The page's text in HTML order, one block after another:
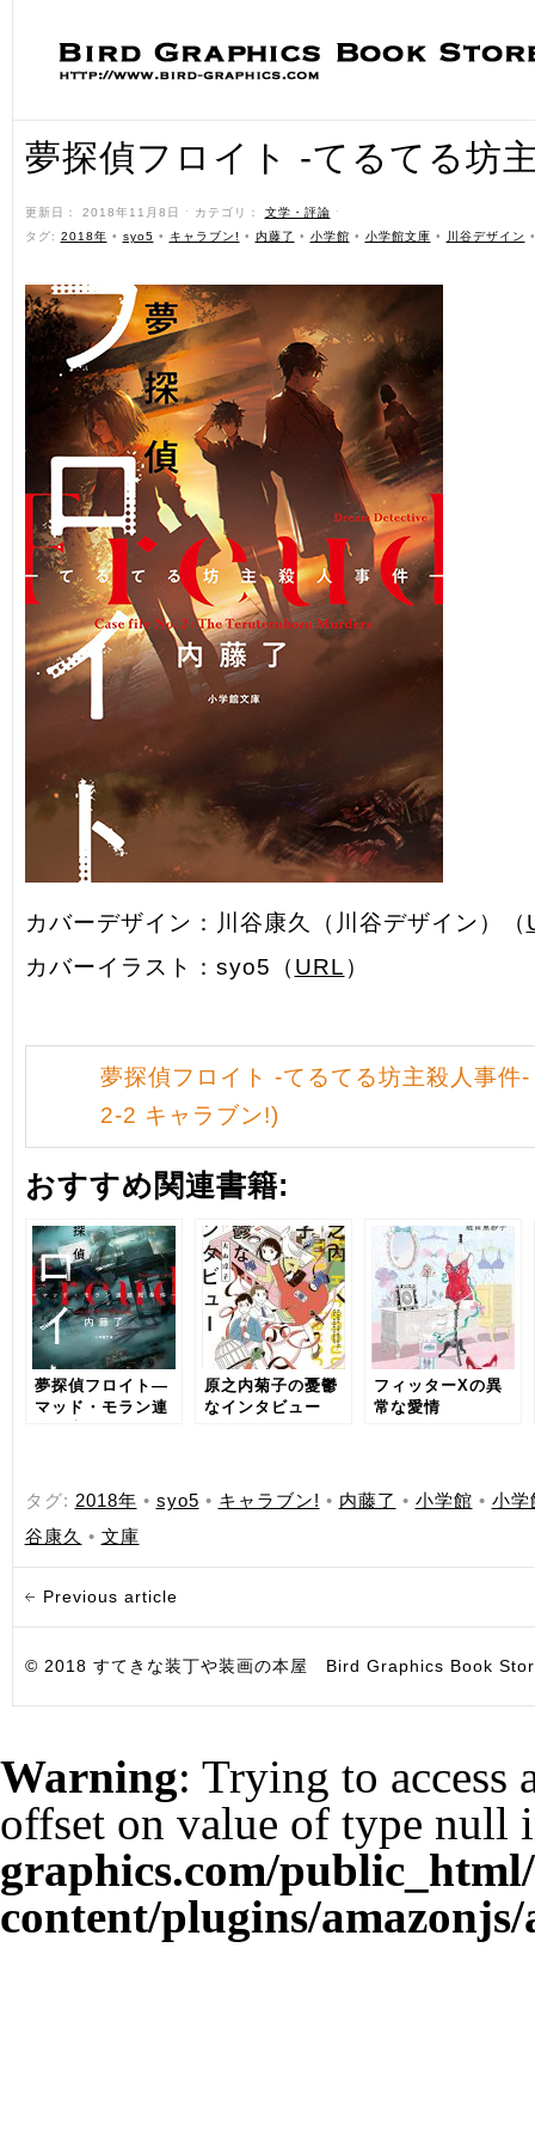
夢探偵フロイト -てるてる坊
更新日： 2018年11月8日 ˑ カテゴリ： 文学・評論 ˑ
タグ: 2018年 • syo5 • キャラブン! • 内藤了 • 小学館 • 小学館文庫 • 川谷デザイン
カバーデザイン：川谷康久（川谷デザイン）（
カバーイラスト：syo5（ URL ）
夢探偵フロイト -てるてる坊主殺人事件
2-2 キャラブン!)
おすすめ関連書籍:
夢探偵フロイト―
マッド・モラン連
原之内菊子の憂鬱
なインタビュー
フィッターXの異
常な愛情
タグ: 2018年 • syo5 • キャラブン! • 内藤了 • 小学館 • 小学
谷康久 • 文庫
Previous article
© 2018 すてきな装丁や装画の本屋 Bird Graphics Book
Warning: Trying to access
offset on value of type null
graphics.com/
content/plugins/